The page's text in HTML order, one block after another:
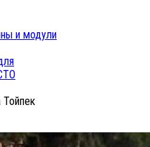
и модули
Тойпек